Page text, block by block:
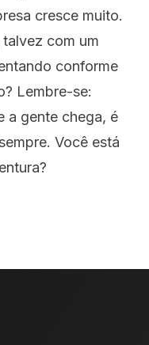
cresce muito.
com um
conforme
Lembre-se:
a gente chega, é
Você está